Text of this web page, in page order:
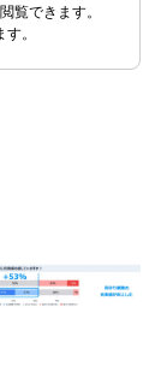
覧できます。
。